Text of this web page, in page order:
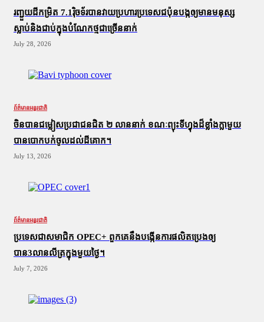
រញ្ជួយដីកម្រិត​ 7.1រ៉ិចទ័របានវាយប្រហារប្រទេសជប៉ុនបង្កឲ្យមានមនុស្ស
ស្លាប់​និង​ជាប់ក្នុងបំណែកថ្មជាច្រើននាក់
July 28, 2026
ព័ត៌មានអន្តរជាតិ
ចិនបានជម្លៀសប្រជាជនជិត ២ លាននាក់ ខណៈព្យុះទីហ្វុងដ៏ខ្លាំងក្លាមួយ
បានបោកបក់ចូលដល់ដីគោក។
July 13, 2026
ព័ត៌មានអន្តរជាតិ
ប្រទេសជាសមាជិក OPEC+​ ពួកគេនឹងបង្កើនការផលិតប្រេងឲ្យ
បាន3លានលីត្រក្នុងមួយថ្ងៃ។
July 7, 2026